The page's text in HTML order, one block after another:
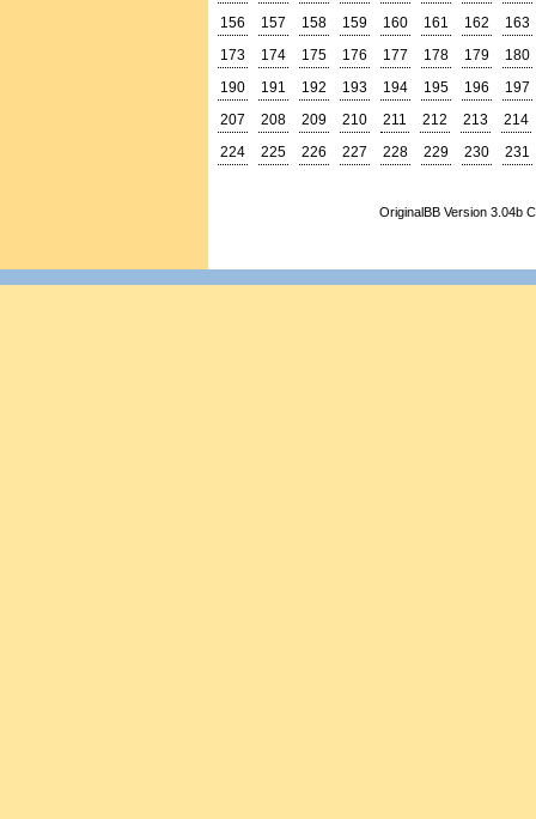
156
157 158 159 160 161 162
163
173
174 175 176 177 178 179
180
190
191 192 193 194 195 196
197
207
208 209 210 211 212 213
214
224
225 226 227 228 229 230 231
OriginalBB Version 3.04b